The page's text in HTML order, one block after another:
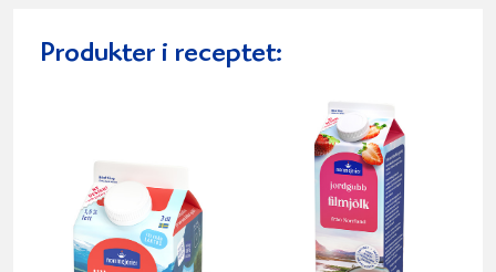
Produkter i receptet: